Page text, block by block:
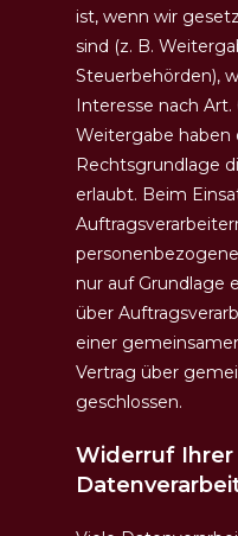
ist, wenn wir
sind (z. B.
Steuerbehörden),
Interesse nach Art.
Weitergabe haben
Rechtsgrundlage
erlaubt. Beim
nur auf Grundlage
über
einer
Vertrag über
geschlossen.
Widerruf